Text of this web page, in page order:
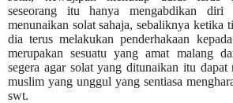
seseorang itu hanya mengabdikan
menunaikan solat sahaja, sebaliknya ketika
dia terus melakukan penderhakaan
merupakan sesuatu yang amat malang
segera agar solat yang ditunaikan itu dapat
muslim yang unggul yang sentiasa
swt.